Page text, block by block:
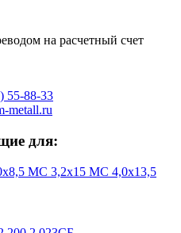
на расчетный счет
55-88-33
metall.ru
для:
МС 3,2х15 МС 4,0х13,5